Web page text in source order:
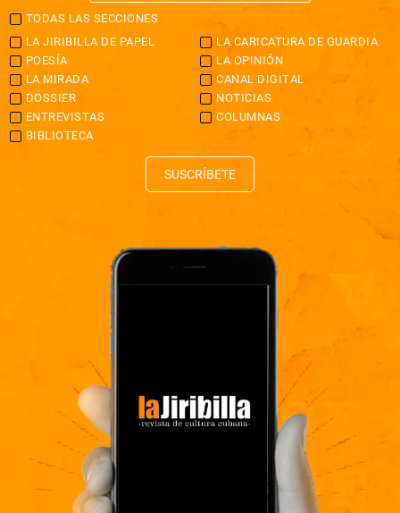
TODAS LAS SECCIONES
LA JIRIBILLA DE PAPEL
LA CARICATURA DE GUARDIA
POESÍA
LA OPINIÓN
LA MIRADA
CANAL DIGITAL
DOSSIER
NOTICIAS
ENTREVISTAS
COLUMNAS
BIBLIOTECA
SUSCRÍBETE